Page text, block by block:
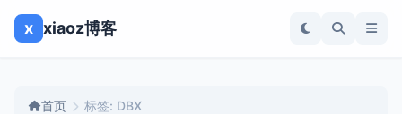
x xiaoz博客
首页 标签: DBX